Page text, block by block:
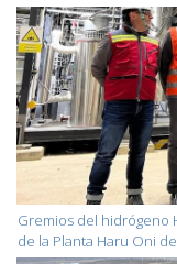
Gremios del hidrógeno
de la Planta Haru Oni